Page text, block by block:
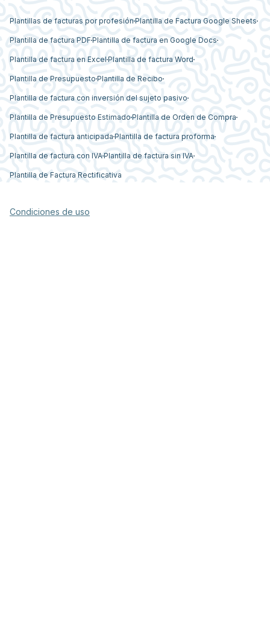
Plantillas de facturas por profesión Plantilla de Factura Google Sheets
Plantilla de factura PDF Plantilla de factura en Google Docs
Plantilla de factura en Excel Plantilla de factura Word
Plantilla de Presupuesto Plantilla de Recibo
Plantilla de factura con inversión del sujeto pasivo
Plantilla de Presupuesto Estimado Plantilla de Orden de Compra
Plantilla de factura anticipada Plantilla de factura proforma
Plantilla de factura con IVAPlantilla de factura sin IVA
Plantilla de Factura Rectificativa
Condiciones de uso